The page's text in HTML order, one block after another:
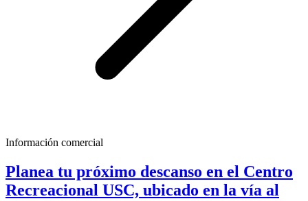
Información comercial
Planea tu próximo descanso en el Centro
Recreacional USC, ubicado en la vía al